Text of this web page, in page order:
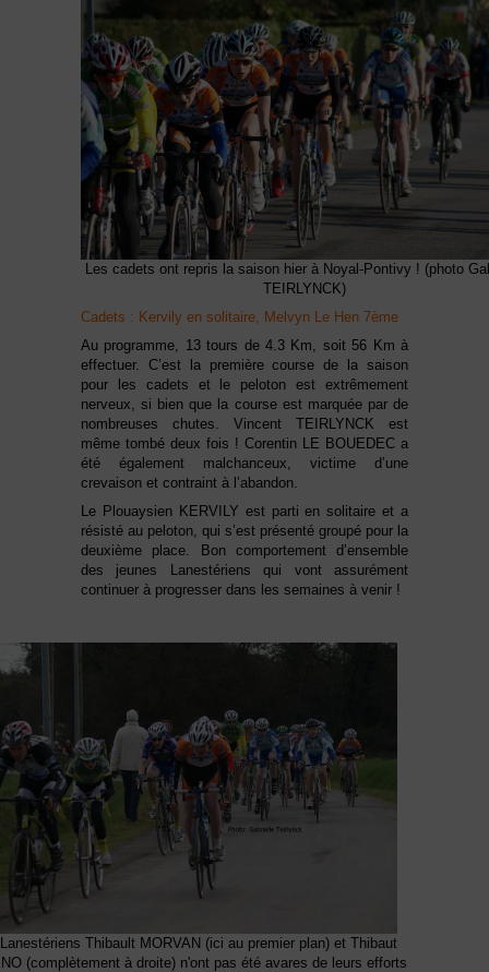
Les cadets ont repris la saison hier à Noyal-Pontivy ! (photo
TEIRLYNCK)
Cadets : Kervily en solitaire, Melvyn Le Hen 7ème
Au programme, 13 tours de 4.3 Km, soit 56 Km à
effectuer. C’est la première course de la saison
pour les cadets et le peloton est extrêmement
nerveux, si bien que la course est marquée par de
nombreuses chutes. Vincent TEIRLYNCK est
même tombé deux fois ! Corentin LE BOUEDEC a
été également malchanceux, victime d’une
crevaison et contraint à l’abandon.
Le Plouaysien KERVILY est parti en solitaire et a
résisté au peloton, qui s’est présenté groupé pour la
deuxième place. Bon comportement d’ensemble
des jeunes Lanestériens qui vont assurément
continuer à progresser dans les semaines à venir !
Thibault MORVAN (ici au premier plan) et Thibaut
(complètement à droite) n'ont pas été avares de leurs efforts